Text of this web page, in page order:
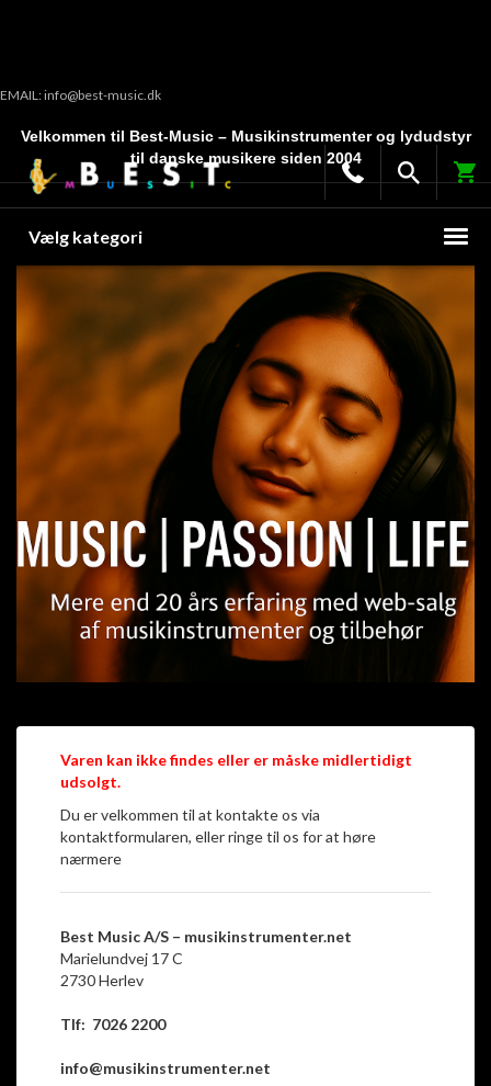
EMAIL: info@best-music.dk
Velkommen til Best-Music – Musikinstrumenter og lydudstyr
til danske musikere siden 2004
Vælg kategori
Varen kan ikke findes eller er måske midlertidigt
udsolgt.
Du er velkommen til at kontakte os via
kontaktformularen, eller ringe til os for at høre
nærmere
Best Music A/S – musikinstrumenter.net
Marielundvej 17 C
2730 Herlev
Tlf: 7026 2200
info@musikinstrumenter.net